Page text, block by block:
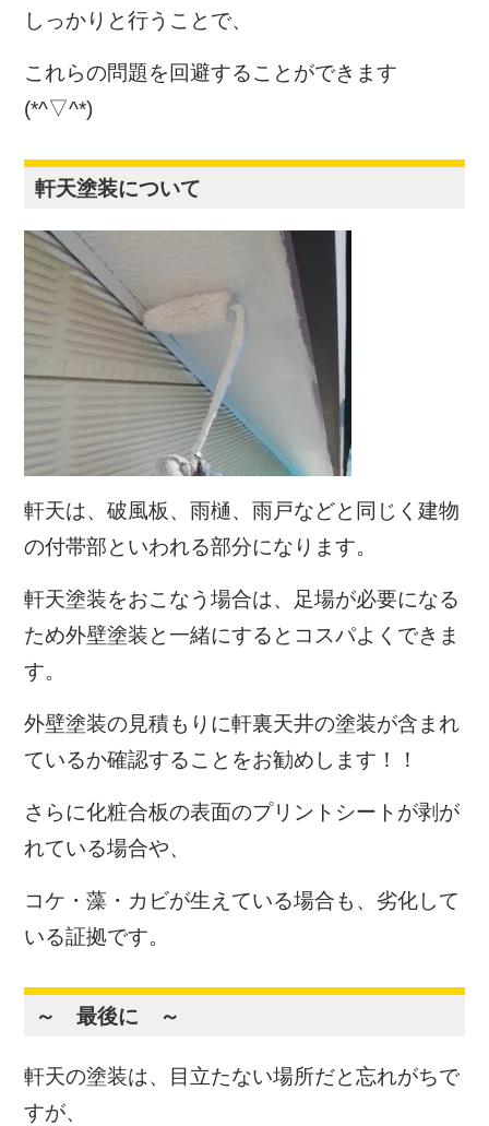
しっかりと行うことで、
これらの問題を回避することができます
(*^▽^*)
軒天塗装について
軒天は、破風板、雨樋、雨戸などと同じく建物
の付帯部といわれる部分になります。
軒天塗装をおこなう場合は、足場が必要になる
ため外壁塗装と一緒にするとコスパよくできま
す。
外壁塗装の見積もりに軒裏天井の塗装が含まれ
ているか確認することをお勧めします！！
さらに化粧合板の表面のプリントシートが剥が
れている場合や、
コケ・藻・カビが生えている場合も、劣化して
いる証拠です。
～ 最後に ～
軒天の塗装は、目立たない場所だと忘れがちで
すが、